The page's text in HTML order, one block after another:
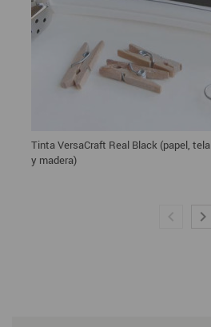
Tinta VersaCraft Real Black (papel, tela
y madera)